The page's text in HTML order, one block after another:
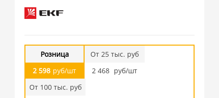
Розница
2 598 руб/шт
От 25 тыс. руб
2 468 руб/шт
От 100 тыс. руб